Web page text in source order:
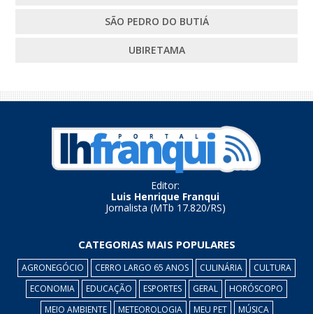
SÃO PEDRO DO BUTIÁ
UBIRETAMA
Editor:
Luis Henrique Franqui
Jornalista (MTb 17.820/RS)
CATEGORIAS MAIS POPULARES
AGRONEGÓCIO CERRO LARGO 65 ANOS CULINÁRIA
CULTURA
ECONOMIA
EDUCAÇÃO ESPORTES GERAL
HORÓSCOPO
MEIO AMBIENTE
METEOROLOGIA MEU PET MÚSICA